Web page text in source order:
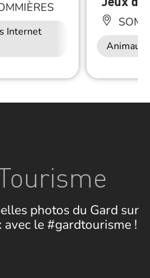
Internet
Animaux
photos du Gard sur
avec le #gardtourisme !